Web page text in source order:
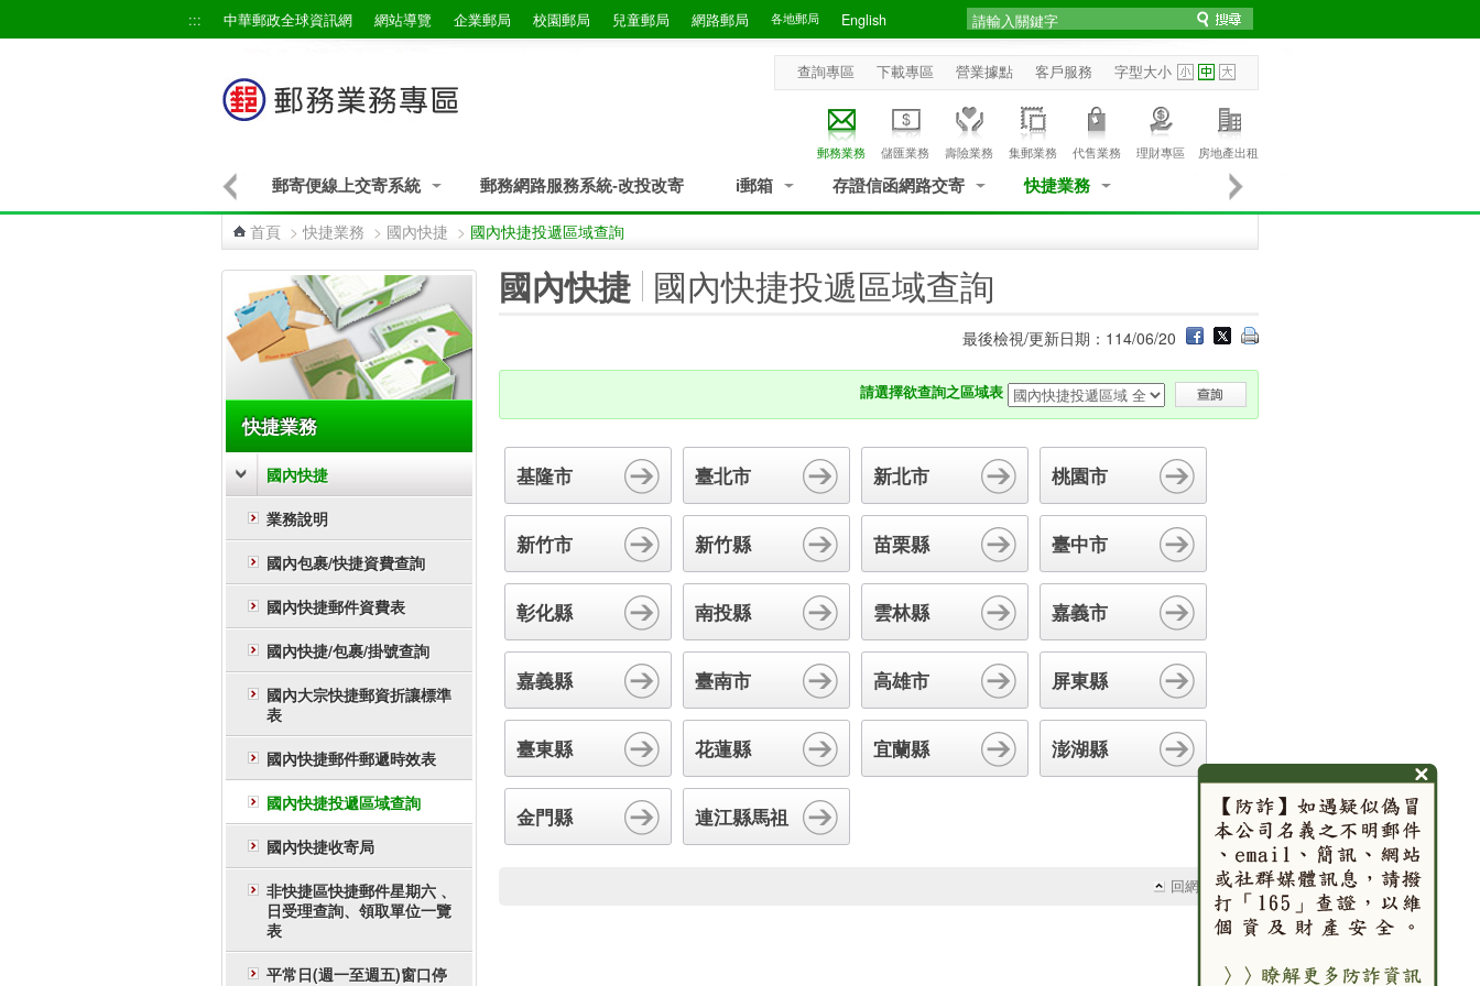
::: 中華郵政全球資訊網 網站導覽 企業郵局 校園郵局 兒童郵局 網路郵局 各地郵局 English
查詢專區 下載專區 營業據點 客戶服務 字型大小
郵務業務 儲匯業務 壽險業務 集郵業務 代售業務 理財專區 房地產出租
郵寄便線上交寄系統 郵務網路服務系統-改投改寄 i郵箱 存證信函網路交寄 快捷業務
首頁 >快捷業務 > 國內快捷 > 國內快捷投遞區域查詢
快捷業務
國內快捷
業務說明
國內包裹/快捷資費查詢
國內快捷郵件資費表
國內快捷/包裹/掛號查詢
國內大宗快捷郵資折讓標準
表
國內快捷郵件郵遞時效表
國內快捷投遞區域查詢
國內快捷收寄局
非快捷區快捷郵件星期六 、
日受理查詢、領取單位一覽
表
平常日(週一至週五)窗口停
國內快捷 國內快捷投遞區域查詢
最後檢視/更新日期：114/06/20
請選擇欲查詢之區域表
基隆市 臺北市 新北市 桃園市
新竹市 新竹縣 苗栗縣 臺中市
彰化縣 南投縣 雲林縣 嘉義市
嘉義縣 臺南市 高雄市 屏東縣
臺東縣 花蓮縣 宜蘭縣 澎湖縣
金門縣 連江縣馬祖
回網頁頂端